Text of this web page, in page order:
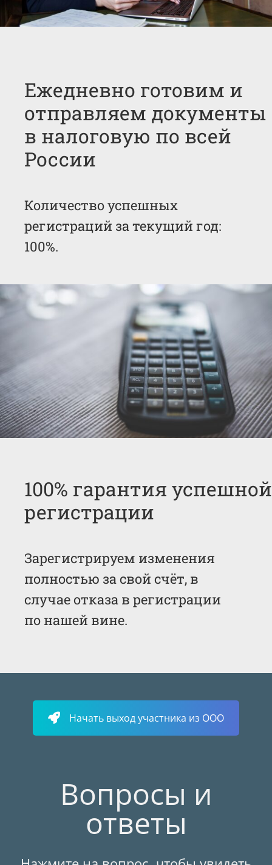
Ежедневно готовим и
отправляем документы
в налоговую по всей
России
Количество успешных
регистраций за текущий год:
100%.
100% гарантия успешной
регистрации
Зарегистрируем изменения
полностью за свой счёт, в
случае отказа в регистрации
по нашей вине.
Начать выход участника из ООО
Вопросы и
ответы